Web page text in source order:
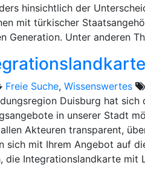
hinsichtlich der
mit türkischer
Generation. Unter anderen
Freie Suche, Wissenswertes
Duisburg hat
in unserer Stadt
Akteuren transparent,
sich mit Ihrem Angebot auf
die Integrationslandkarte mit